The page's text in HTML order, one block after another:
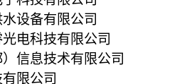
设备有限公司
电科技有限公司
信息技术有限公司
限公司